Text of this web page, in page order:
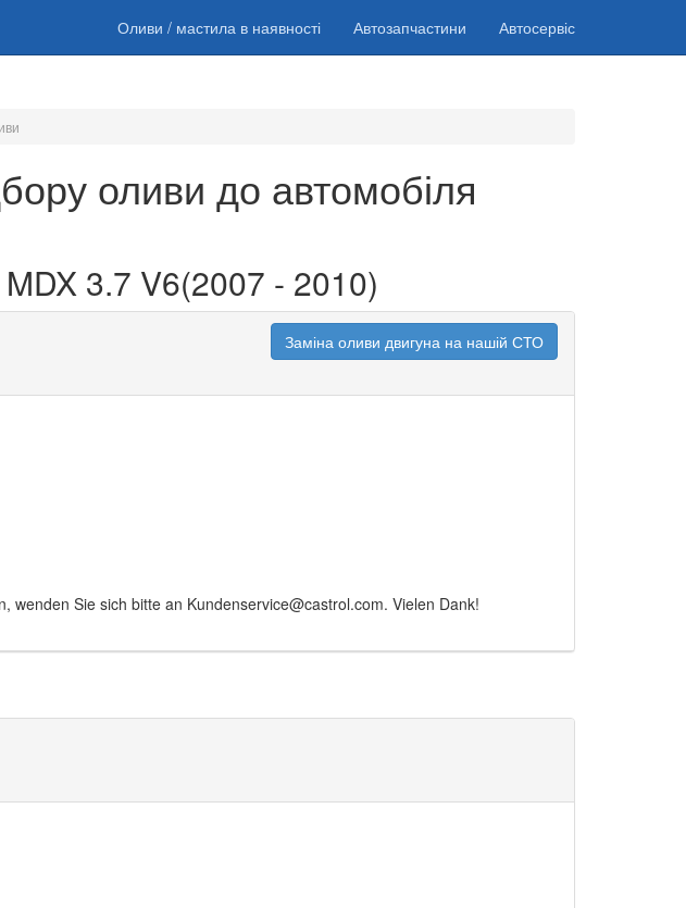
Оливи / мастила в наявності Автозапчастини Автосервіс
оливи до автомобіля
3.7 V6(2007 - 2010)
Заміна оливи двигуна на нашій СТО
wenden Sie sich bitte an Kundenservice@castrol.com. Vielen Dank!